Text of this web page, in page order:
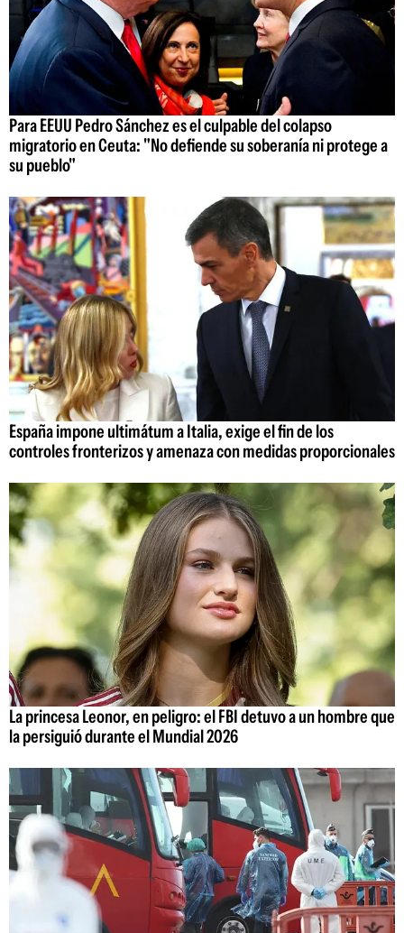
Para EEUU Pedro Sánchez es el culpable del colapso
migratorio en Ceuta: "No defiende su soberanía ni protege a
su pueblo"
España impone ultimátum a Italia, exige el fin de los
controles fronterizos y amenaza con medidas proporcionales
La princesa Leonor, en peligro: el FBI detuvo a un hombre que
la persiguió durante el Mundial 2026